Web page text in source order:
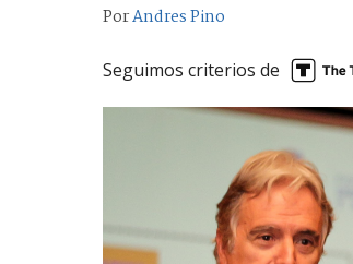
PorAndres Pino
Seguimos criterios de